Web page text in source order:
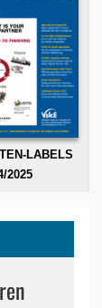
LABELS
2025